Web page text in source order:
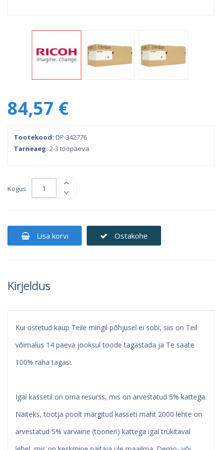
84,57 €
Tootekood: DP-342776
Tarneaeg: 2-3 tööpäeva
Kogus
Lisa korvi Ostakohe
Kirjeldus
Kui ostetud kaup Teile mingil põhjusel ei sobi, siis on Teil
võimalus 14 päeva jooksul toode tagastada ja Te saate
100% raha tagasi.
Igal kassetil on oma resurss, mis on arvestatud 5% kattega.
Näiteks, tootja poolt märgitud kasseti maht 2000 lehte on
arvestatud 5% värvaine (tooneri) kattega igal trükitaval